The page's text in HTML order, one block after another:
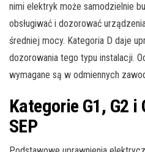
nimi elektryk może samodzielnie
obsługiwać i dozorować
średniej mocy. Kategoria D daje
dozorowania tego typu instalacji.
wymagane są w odmiennych
Kategorie G1, G2 i
SEP